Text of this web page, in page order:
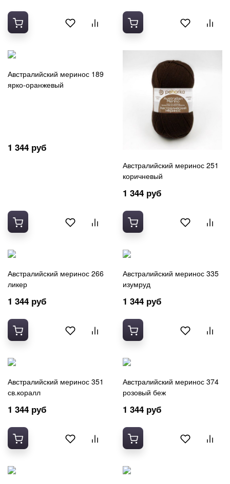
Австралийский меринос 189
ярко-оранжевый
1 344 руб
Австралийский меринос 251
коричневый
1 344 руб
Австралийский меринос 266
ликер
1 344 руб
Австралийский меринос 335
изумруд
1 344 руб
Австралийский меринос 351
св.коралл
1 344 руб
Австралийский меринос 374
розовый беж
1 344 руб